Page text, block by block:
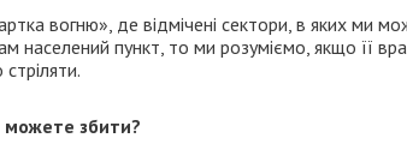
вогню», де відмічені сектори, в яких ми
населений пункт, то ми розуміємо, якщо її
можете збити?